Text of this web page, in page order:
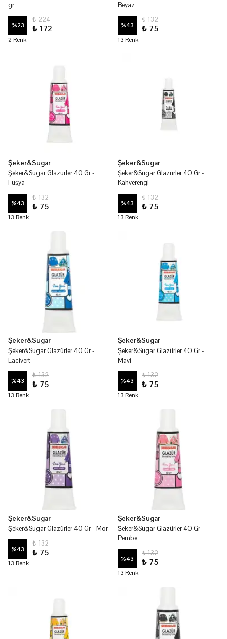
gr
%23
₺ 224
₺ 172
2 Renk
Beyaz
%43
₺ 132
₺ 75
13 Renk
Şeker&Sugar
Şeker&Sugar Glazürler 40 Gr -
Fuşya
%43
₺ 132
₺ 75
13 Renk
Şeker&Sugar
Şeker&Sugar Glazürler 40 Gr -
Kahverengi
%43
₺ 132
₺ 75
13 Renk
Şeker&Sugar
Şeker&Sugar Glazürler 40 Gr -
Lacivert
%43
₺ 132
₺ 75
13 Renk
Şeker&Sugar
Şeker&Sugar Glazürler 40 Gr -
Mavi
%43
₺ 132
₺ 75
13 Renk
Şeker&Sugar
Şeker&Sugar Glazürler 40 Gr - Mor
%43
₺ 132
₺ 75
13 Renk
Şeker&Sugar
Şeker&Sugar Glazürler 40 Gr -
Pembe
%43
₺ 132
₺ 75
13 Renk